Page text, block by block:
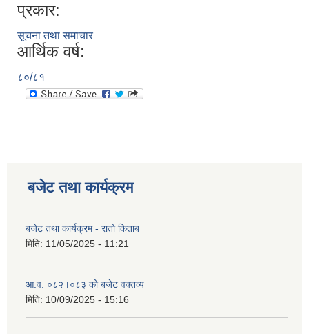
प्रकार:
सूचना तथा समाचार
आर्थिक वर्ष:
८०/८१
बजेट तथा कार्यक्रम
बजेट तथा कार्यक्रम - रातो किताब
मिति: 11/05/2025 - 11:21
आ.व. ०८२।०८३ को बजेट वक्तव्य
मिति: 10/09/2025 - 15:16